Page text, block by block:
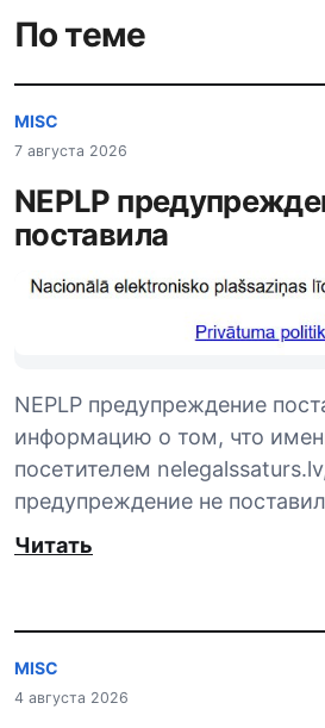
По теме
MISC
7 августа 2026
NEPLP
поставила
NEPLP предупреждение
информацию о том, что
посетителем
предупреждение не
Читать
MISC
4 августа 2026